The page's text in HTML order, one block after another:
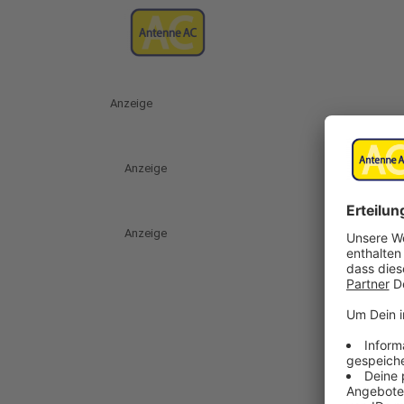
Anzeige
Anzeige
Anzeige